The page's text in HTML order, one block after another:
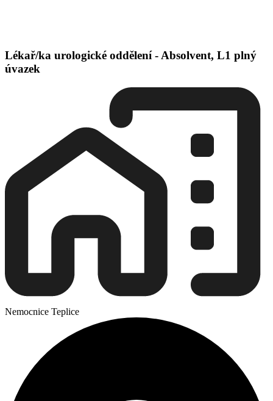
Lékař/ka urologické oddělení - Absolvent, L1 plný
úvazek
Nemocnice Teplice